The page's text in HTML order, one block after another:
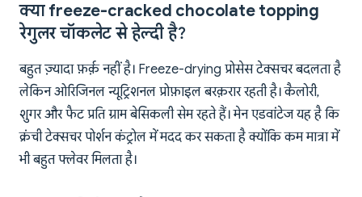
क्या freeze-cracked chocolate topping
रेगुलर चॉकलेट से हेल्दी है?
बहुत ज़्यादा फ़र्क़ नहीं है। Freeze-drying प्रोसेस टेक्सचर बदलता है
लेकिन ओरिजिनल न्यूट्रिशनल प्रोफ़ाइल बरक़रार रहती है। कैलोरी,
शुगर और फैट प्रति ग्राम बेसिकली सेम रहते हैं। मेन एडवांटेज यह है कि
क्रंची टेक्सचर पोर्शन कंट्रोल में मदद कर सकता है क्योंकि कम मात्रा में
भी बहुत फ्लेवर मिलता है।